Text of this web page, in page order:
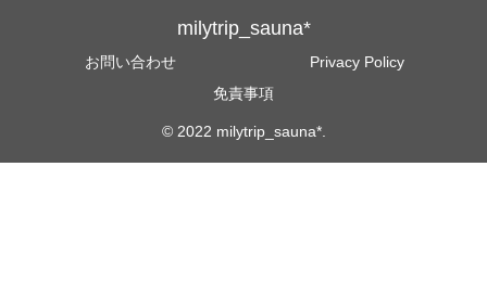
milytrip_sauna*
お問い合わせ
Privacy Policy
免責事項
© 2022 milytrip_sauna*.